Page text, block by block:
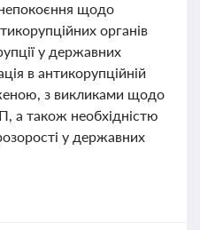
щодо
органів
у державних
в антикорупційній
з викликами щодо
а також необхідністю
у державних